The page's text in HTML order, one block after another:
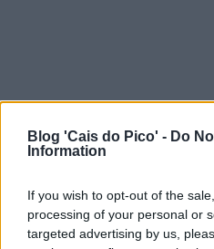
Blog 'Cais do Pico' - Do
Information
If you wish to opt-out of the
processing of your personal or
targeted advertising by us,